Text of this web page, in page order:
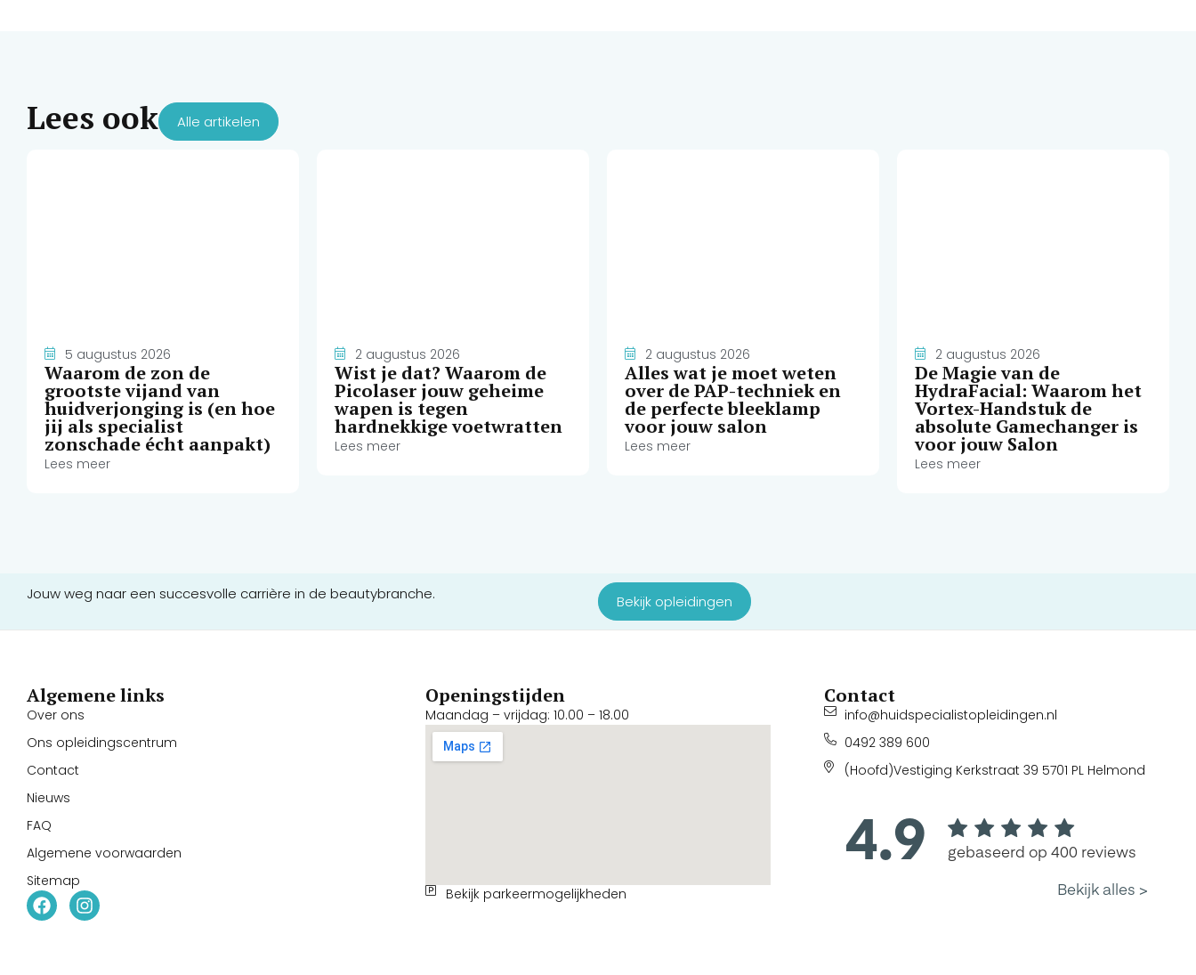
Lees ook Alle artikelen
5 augustus 2026
Waarom de zon de
grootste vijand van
huidverjonging is (en hoe
jij als specialist
zonschade écht aanpakt)
Lees meer
2 augustus 2026
Wist je dat? Waarom de
Picolaser jouw geheime
wapen is tegen
hardnekkige voetwratten
Lees meer
2 augustus 2026
Alles wat je moet weten
over de PAP-techniek en
de perfecte bleeklamp
voor jouw salon
Lees meer
2 augustus 2026
De Magie van de
HydraFacial: Waarom het
Vortex-Handstuk de
absolute Gamechanger is
voor jouw Salon
Lees meer
Jouw weg naar een succesvolle carrière in de beautybranche. Bekijk opleidingen
Algemene links
Over ons
Ons opleidingscentrum
Contact
Nieuws
FAQ
Algemene voorwaarden
Sitemap
Openingstijden
Maandag – vrijdag: 10.00 – 18.00
Bekijk parkeermogelijkheden
Contact
info@huidspecialistopleidingen.nl
0492 389 600
(Hoofd)Vestiging Kerkstraat 39 5701 PL Helmond